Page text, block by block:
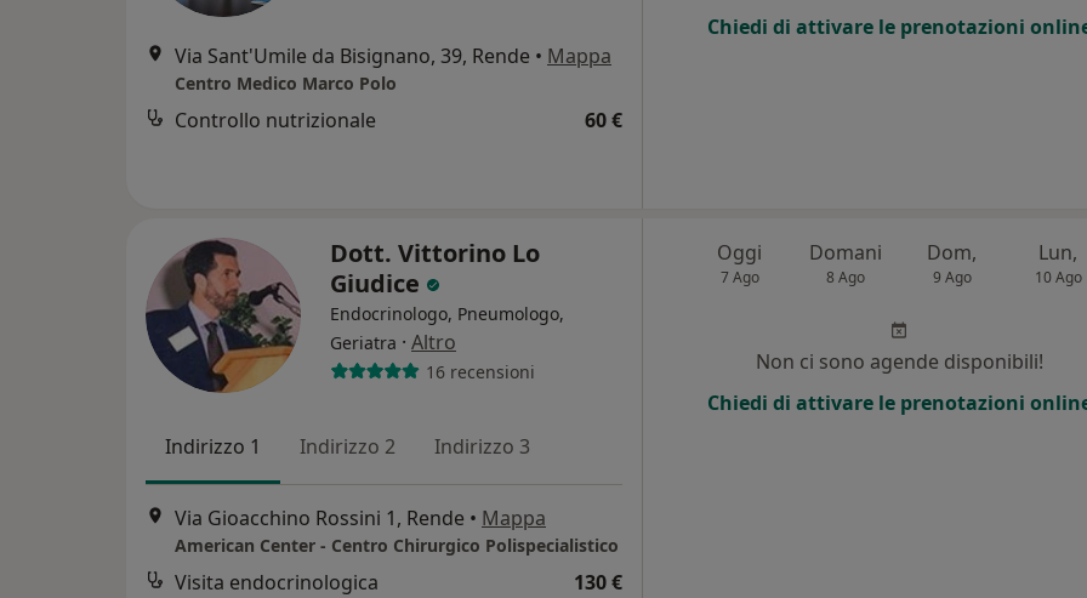
Via Sant'Umile da Bisignano, 39, Rende • Mappa
Centro Medico Marco Polo
Controllo nutrizionale 60 €
Chiedi di attivare le prenotazioni
Dott. Vittorino Lo
Giudice
Endocrinologo, Pneumologo,
Geriatra · Altro
16 recensioni
Indirizzo 1 Indirizzo 2 Indirizzo 3
Via Gioacchino Rossini 1, Rende • Mappa
American Center - Centro Chirurgico Polispecialistico
Visita endocrinologica 130 €
Oggi
7 Ago
Domani
8 Ago
Dom,
9 Ago
Lun,
10 Ago
Non ci sono agende disponibili!
Chiedi di attivare le prenotazioni